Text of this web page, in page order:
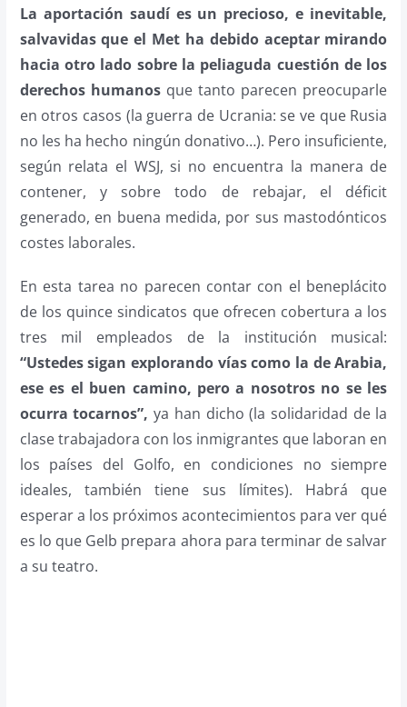
La aportación saudí es un precioso, e inevitable,
salvavidas que el Met ha debido aceptar mirando
hacia otro lado sobre la peliaguda cuestión de los
derechos humanosque tanto parecen preocuparle
en otros casos (la guerra de Ucrania: se ve que Rusia
no les ha hecho ningún donativo…). Pero insuficiente,
según relata el WSJ, si no encuentra la manera de
contener, y sobre todo de rebajar, el déficit
generado, en buena medida, por sus mastodónticos
costes laborales.
En esta tarea no parecen contar con el beneplácito
de los quince sindicatos que ofrecen cobertura a los
tres mil empleados de la institución musical:
“Ustedes sigan explorando vías como la de Arabia,
ese es el buen camino, pero a nosotros no se les
ocurra tocarnos”, ya han dicho (la solidaridad de la
clase trabajadora con los inmigrantes que laboran en
los países del Golfo, en condiciones no siempre
ideales, también tiene sus límites). Habrá que
esperar a los próximos acontecimientos para ver qué
es lo que Gelb prepara ahora para terminar de salvar
a su teatro.